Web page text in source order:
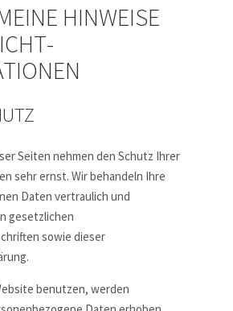
HINWEISE
Seiten nehmen den Schutz Ihrer
sehr ernst. Wir behandeln Ihre
Daten vertraulich und
gesetzlichen
sowie dieser
benutzen, werden